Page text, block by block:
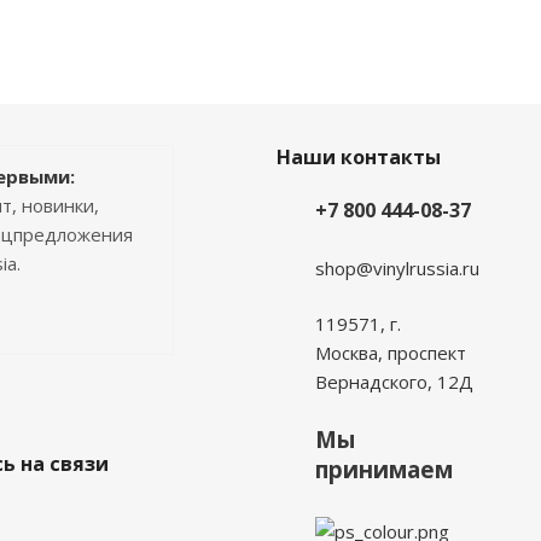
новинки,
на связи
Наши контакты
+7 800 444-08-37
shop@vinylrussia.ru
119571,г.
Москва, проспект
Вернадского, 12Д
Мы
принимаем